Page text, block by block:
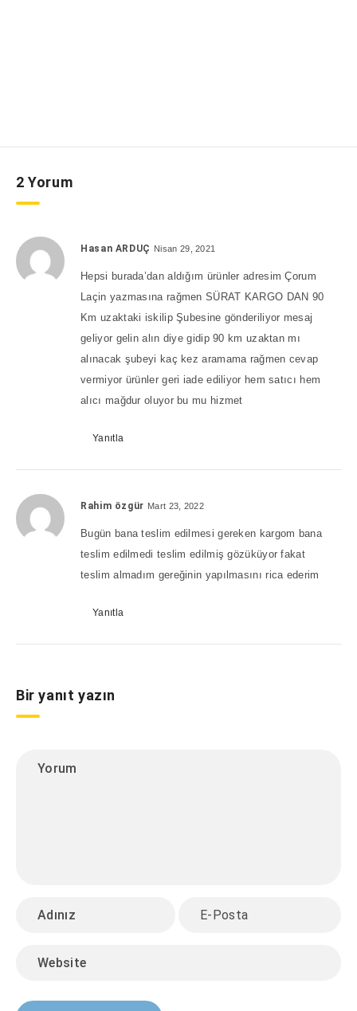
2 Yorum
Hasan ARDUÇ Nisan 29, 2021
Hepsi burada’dan aldığım ürünler adresim Çorum
Laçin yazmasına rağmen SÜRAT KARGO DAN 90
Km uzaktaki iskilip Şubesine gönderiliyor mesaj
geliyor gelin alın diye gidip 90 km uzaktan mı
alınacak şubeyi kaç kez aramama rağmen cevap
vermiyor ürünler geri iade ediliyor hem satıcı hem
alıcı mağdur oluyor bu mu hizmet
Yanıtla
Rahim özgür Mart 23, 2022
Bugün bana teslim edilmesi gereken kargom bana
teslim edilmedi teslim edilmiş gözüküyor fakat
teslim almadım gereğinin yapılmasını rica ederim
Yanıtla
Bir yanıt yazın